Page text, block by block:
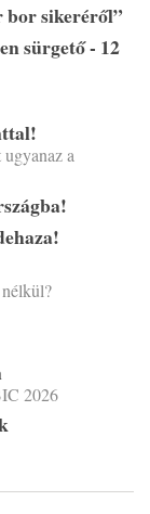
bor sikeréről”
sürgető - 12
a
2026